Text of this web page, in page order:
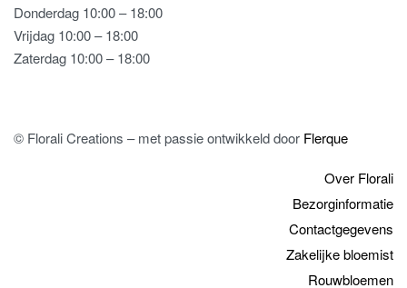
Donderdag 10:00 – 18:00
Vrijdag 10:00 – 18:00
Zaterdag 10:00 – 18:00
© Florali Creations – met passie ontwikkeld door Flerque
Over Florali
Bezorginformatie
Contactgegevens
Zakelijke bloemist
Rouwbloemen